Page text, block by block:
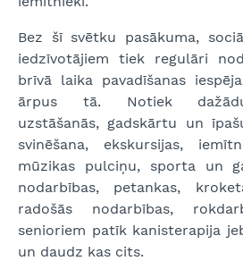
Bez šī svētku pasākuma,
iedzīvotājiem tiek regulāri
brīvā laika pavadīšanas
ārpus tā. Notiek dažādu
uzstāšanās, gadskārtu un
svinēšana, ekskursijas,
mūzikas pulciņu, sporta un
nodarbības, petankas,
radošās nodarbības,
senioriem patīk kanisterapija
un daudz kas cits.